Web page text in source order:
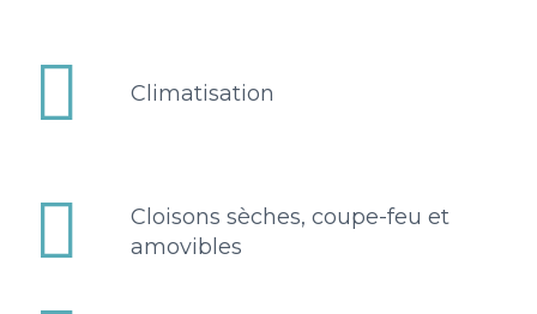

 Climatisation


Cloisons sèches, coupe-feu et
amovibles